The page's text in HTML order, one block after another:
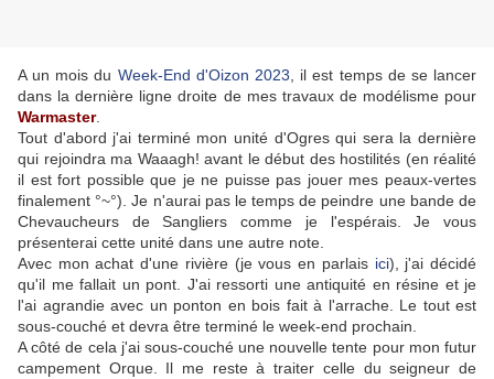
A un mois du Week-End d'Oizon 2023 , il est temps de se lancer
dans la dernière ligne droite de mes travaux de modélisme pour
Warmaster.
Tout d'abord j'ai terminé mon unité d'Ogres qui sera la dernière
qui rejoindra ma Waaagh! avant le début des hostilités (en réalité
il est fort possible que je ne puisse pas jouer mes peaux-vertes
finalement °~°). Je n'aurai pas le temps de peindre une bande de
Chevaucheurs de Sangliers comme je l'espérais. Je vous
présenterai cette unité dans une autre note.
Avec mon achat d'une rivière (je vous en parlais ici), j'ai décidé
qu'il me fallait un pont. J'ai ressorti une antiquité en résine et je
l'ai agrandie avec un ponton en bois fait à l'arrache. Le tout est
sous-couché et devra être terminé le week-end prochain.
A côté de cela j'ai sous-couché une nouvelle tente pour mon futur
campement Orque. Il me reste à traiter celle du seigneur de